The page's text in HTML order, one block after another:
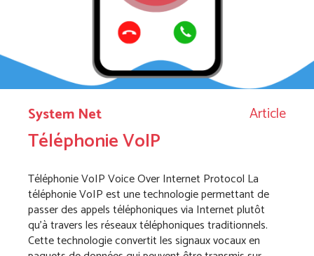
System Net Article
Téléphonie VoIP
Téléphonie VoIP Voice Over Internet Protocol La
téléphonie VoIP est une technologie permettant de
passer des appels téléphoniques via Internet plutôt
qu’à travers les réseaux téléphoniques traditionnels.
Cette technologie convertit les signaux vocaux en